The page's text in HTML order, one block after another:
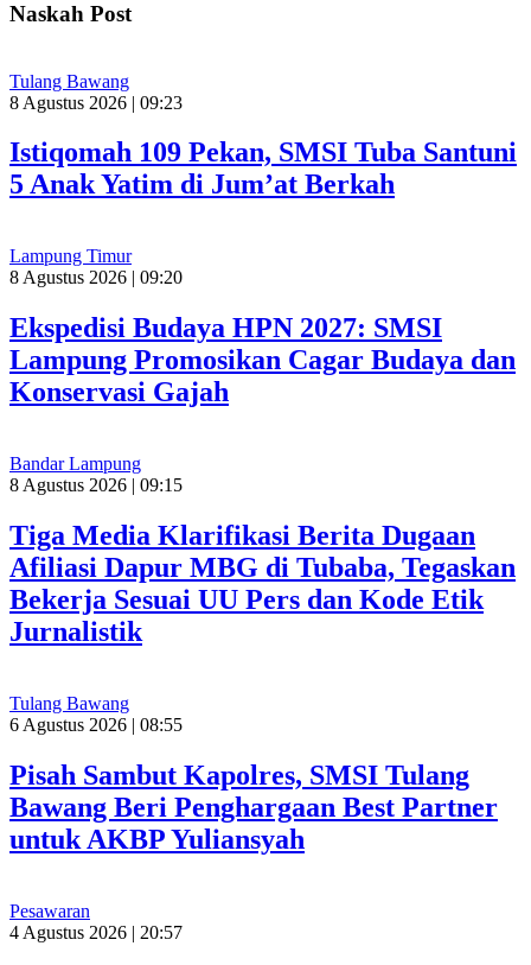
Naskah Post
Tulang Bawang
8 Agustus 2026 | 09:23
Istiqomah 109 Pekan, SMSI Tuba Santuni
5 Anak Yatim di Jum’at Berkah
Lampung Timur
8 Agustus 2026 | 09:20
Ekspedisi Budaya HPN 2027: SMSI
Lampung Promosikan Cagar Budaya dan
Konservasi Gajah
Bandar Lampung
8 Agustus 2026 | 09:15
Tiga Media Klarifikasi Berita Dugaan
Afiliasi Dapur MBG di Tubaba, Tegaskan
Bekerja Sesuai UU Pers dan Kode Etik
Jurnalistik
Tulang Bawang
6 Agustus 2026 | 08:55
Pisah Sambut Kapolres, SMSI Tulang
Bawang Beri Penghargaan Best Partner
untuk AKBP Yuliansyah
Pesawaran
4 Agustus 2026 | 20:57